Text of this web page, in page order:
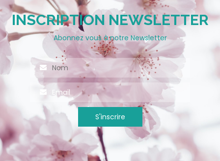
INSCRIPTION NEWSLETTER
Abonnez vous à notre Newsletter